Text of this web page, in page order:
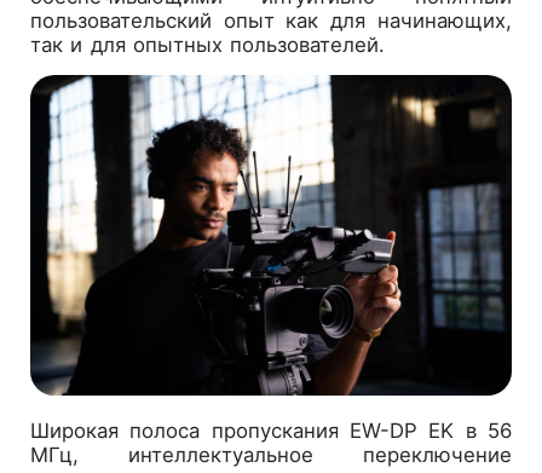
пользовательский опыт как для начинающих,
так и для опытных пользователей.
Широкая полоса пропускания EW-DP EK в 56
МГц, интеллектуальное переключение